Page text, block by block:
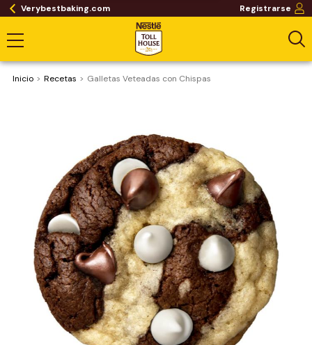
Verybestbaking.com Registrarse
Inicio Recetas Galletas Veteadas con Chispas